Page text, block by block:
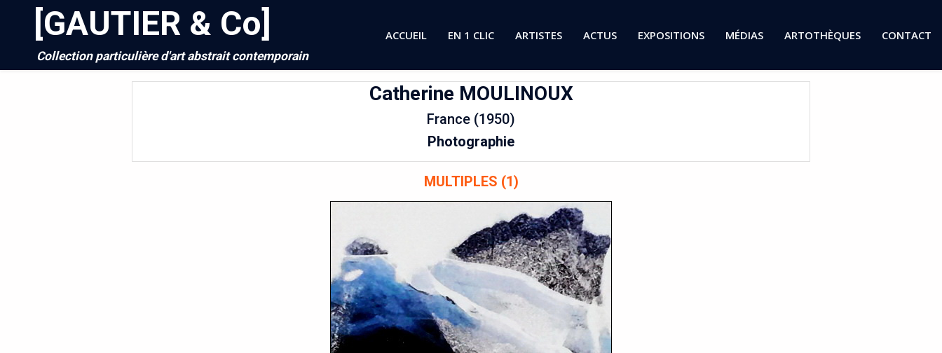
[GAUTIER & Co]
Collection particulière d'art abstrait contemporain
ACCUEIL EN 1 CLIC ARTISTES ACTUS EXPOSITIONS MÉDIAS ARTOTHÈQUES CONTACT
Catherine MOULINOUX
France (1950)
Photographie
MULTIPLES (1)